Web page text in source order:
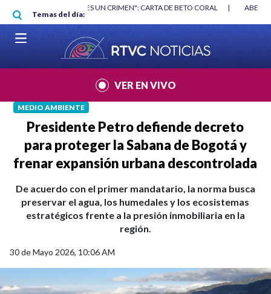
Pasar al contenido principal
Temas del día:
"HABLAR NO ES UN CRIMEN": CARTA DE BETO CORAL |
VER EN VIVO
MEDIO AMBIENTE
Presidente Petro defiende decreto
para proteger la Sabana de Bogotá y
frenar expansión urbana descontrolada
De acuerdo con el primer mandatario, la norma busca
preservar el agua, los humedales y los ecosistemas
estratégicos frente a la presión inmobiliaria en la
región.
30 de Mayo 2026, 10:06 AM